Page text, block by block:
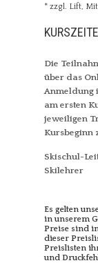
* zzgl. Lift,
Die
über das
Anmeldung
am ersten
jeweiligen
Kursbeginn
Skischul-
Skilehrer
Es gelten
in unserem
Preise sind
dieser
Preislisten
und